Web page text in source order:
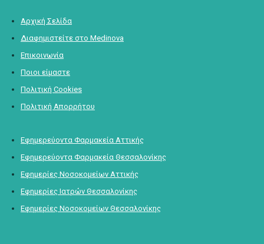
Αρχική Σελίδα
Διαφημιστείτε στο Medinova
Επικοινωνία
Ποιοι είμαστε
Πολιτική Cookies
Πολιτική Απορρήτου
Εφημερεύοντα Φαρμακεία Αττικής
Εφημερεύοντα Φαρμακεία Θεσσαλονίκης
Εφημερίες Νοσοκομείων Αττικής
Εφημερίες Ιατρών Θεσσαλονίκης
Εφημερίες Νοσοκομείων Θεσσαλονίκης